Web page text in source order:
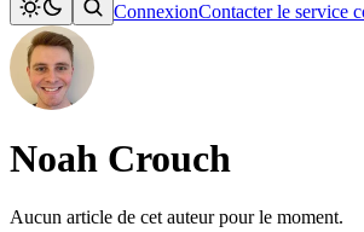
ConnexionContacter le service
Noah Crouch
Aucun article de cet auteur pour le moment.